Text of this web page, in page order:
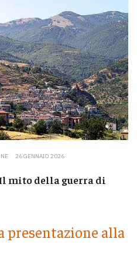
26 GENNAIO 2026
mito della guerra di
presentazione alla